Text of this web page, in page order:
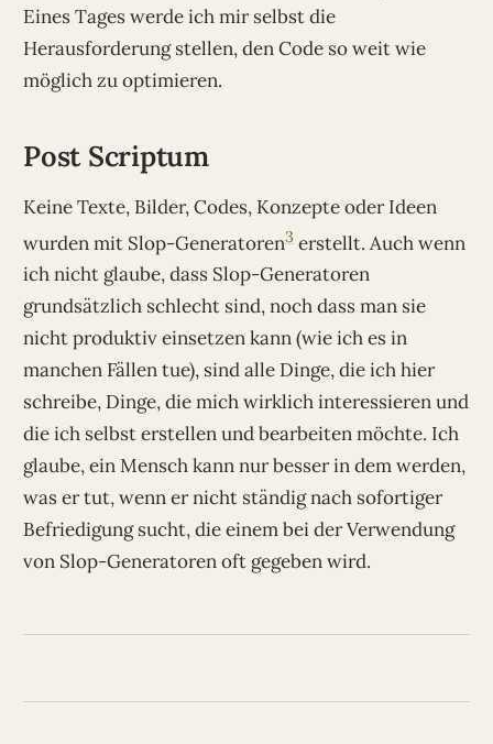
Eines Tages werde ich mir selbst die
Herausforderung stellen, den Code so weit wie
möglich zu optimieren.
Post Scriptum
Keine Texte, Bilder, Codes, Konzepte oder Ideen
wurden mit Slop-Generatoren3 erstellt. Auch wenn
ich nicht glaube, dass Slop-Generatoren
grundsätzlich schlecht sind, noch dass man sie
nicht produktiv einsetzen kann (wie ich es in
manchen Fällen tue), sind alle Dinge, die ich hier
schreibe, Dinge, die mich wirklich interessieren und
die ich selbst erstellen und bearbeiten möchte. Ich
glaube, ein Mensch kann nur besser in dem werden,
was er tut, wenn er nicht ständig nach sofortiger
Befriedigung sucht, die einem bei der Verwendung
von Slop-Generatoren oft gegeben wird.